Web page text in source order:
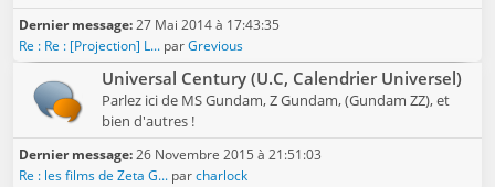
Dernier message:27 Mai 2014 à 17:43:35
Re : Re : [Projection] L... parGrevious
Universal Century (U.C, Calendrier Universel)
Parlez ici de MS Gundam, Z Gundam, (Gundam ZZ), et
bien d'autres !
Dernier message:26 Novembre 2015 à 21:51:03
Re : les films de Zeta G... parcharlock